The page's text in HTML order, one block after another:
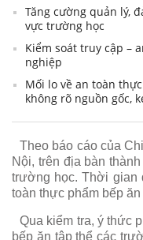
Tăng cường quản lý,
vực trường học
Kiểm soát truy cập –
nghiệp
Mối lo về an toàn
không rõ nguồn gốc,
Theo báo cáo của
Nội, trên địa bàn
trường học. Thời gian
toàn thực phẩm bếp
Qua kiểm tra, ý thức
bếp ăn tập thể các